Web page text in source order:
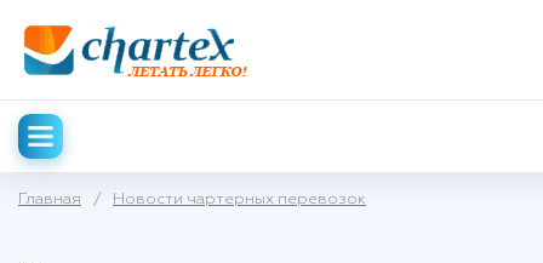
Главная / Новости чартерных перевозок